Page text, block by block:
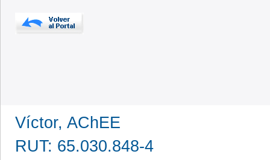
Víctor, AChEE
RUT: 65.030.848-4